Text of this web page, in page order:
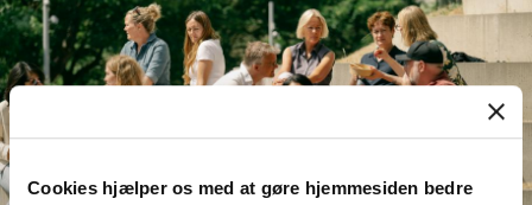
Cookies hjælper os med at gøre hjemmesiden bedre